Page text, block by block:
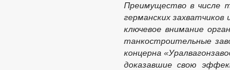
Преимущество в числе
германских
ключевое внимание
танкостроительные
концерна
доказавшие свою